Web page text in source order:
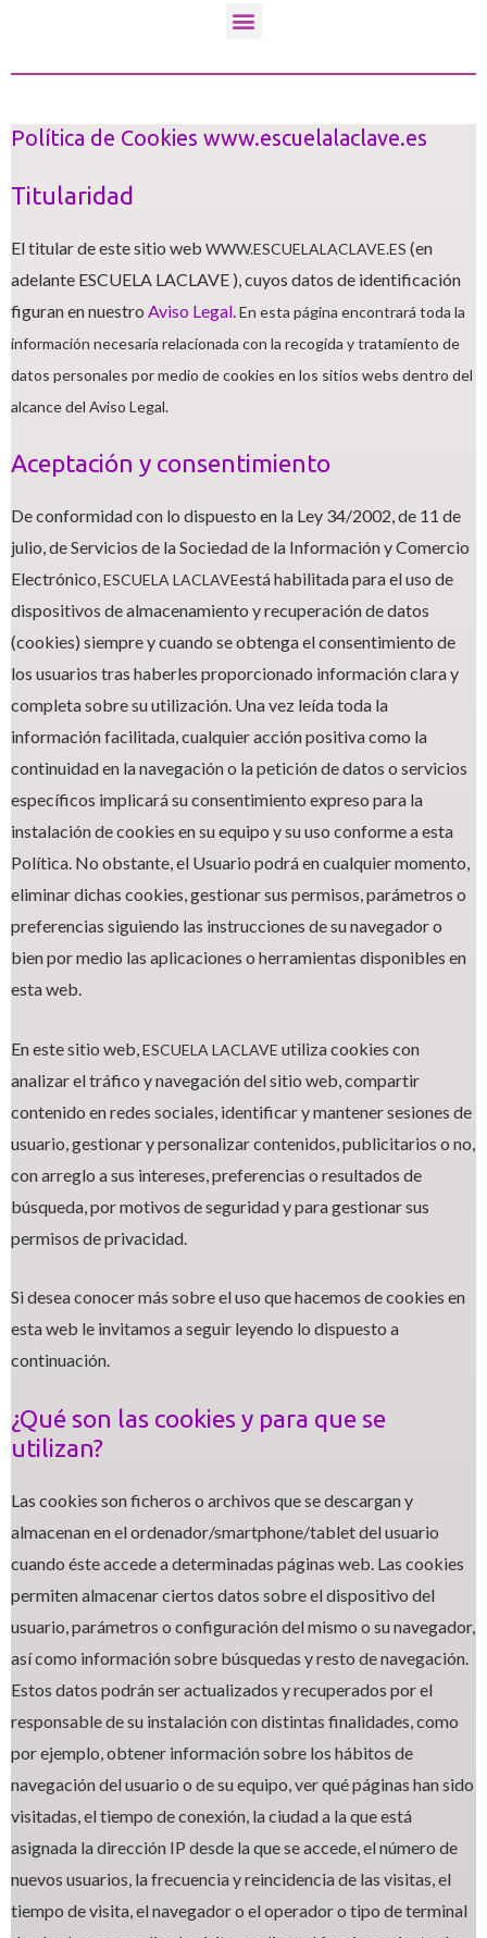
Menú
Política de Cookies www.escuelalaclave.es
Titularidad
El titular de este sitio web WWW.ESCUELALACLAVE.ES (en
adelante ESCUELA LACLAVE ), cuyos datos de identificación
figuran en nuestro Aviso Legal. En esta página encontrará toda la
información necesaria relacionada con la recogida y tratamiento de
datos personales por medio de cookies en los sitios webs dentro del
alcance del Aviso Legal.
Aceptación y consentimiento
De conformidad con lo dispuesto en la Ley 34/2002, de 11 de
julio, de Servicios de la Sociedad de la Información y Comercio
Electrónico,ESCUELA LACLAVEestá habilitada para el uso de
dispositivos de almacenamiento y recuperación de datos
(cookies) siempre y cuando se obtenga el consentimiento de
los usuarios tras haberles proporcionado información clara y
completa sobre su utilización. Una vez leída toda la
información facilitada, cualquier acción positiva como la
continuidad en la navegación o la petición de datos o servicios
específicos implicará su consentimiento expreso para la
instalación de cookies en su equipo y su uso conforme a esta
Política. No obstante, el Usuario podrá en cualquier momento,
eliminar dichas cookies, gestionar sus permisos, parámetros o
preferencias siguiendo las instrucciones de su navegador o
bien por medio las aplicaciones o herramientas disponibles en
esta web.
En este sitio web, ESCUELA LACLAVE utiliza cookies con
analizar el tráfico y navegación del sitio web, compartir
contenido en redes sociales, identificar y mantener sesiones de
usuario, gestionar y personalizar contenidos, publicitarios o no,
con arreglo a sus intereses, preferencias o resultados de
búsqueda, por motivos de seguridad y para gestionar sus
permisos de privacidad.
Si desea conocer más sobre el uso que hacemos de cookies en
esta web le invitamos a seguir leyendo lo dispuesto a
continuación.
¿Qué son las cookies y para que se
utilizan?
Las cookies son ficheros o archivos que se descargan y
almacenan en el ordenador/smartphone/tablet del usuario
cuando éste accede a determinadas páginas web. Las cookies
permiten almacenar ciertos datos sobre el dispositivo del
usuario, parámetros o configuración del mismo o su navegador,
así como información sobre búsquedas y resto de navegación.
Estos datos podrán ser actualizados y recuperados por el
responsable de su instalación con distintas finalidades, como
por ejemplo, obtener información sobre los hábitos de
navegación del usuario o de su equipo, ver qué páginas han sido
visitadas, el tiempo de conexión, la ciudad a la que está
asignada la dirección IP desde la que se accede, el número de
nuevos usuarios, la frecuencia y reincidencia de las visitas, el
tiempo de visita, el navegador o el operador o tipo de terminal